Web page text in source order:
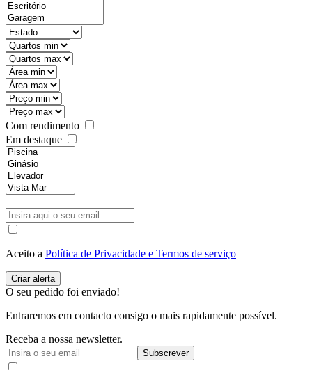
Com rendimento
Em destaque
Aceito a Política de Privacidade e Termos de serviço
O seu pedido foi enviado!
Entraremos em contacto consigo o mais rapidamente possível.
Receba a nossa newsletter.
Subscrever